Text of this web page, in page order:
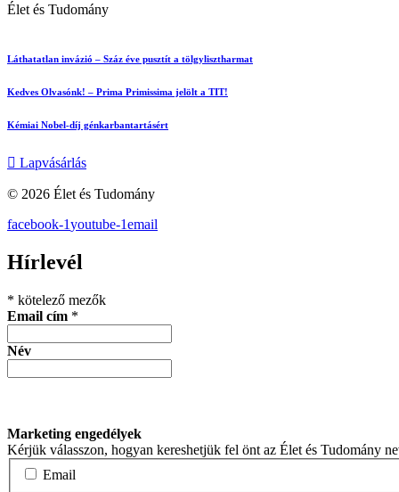
Élet és Tudomány
Láthatatlan invázió – Száz éve pusztít a tölgylisztharmat
Kedves Olvasónk! – Prima Primissima jelölt a TIT!
Kémiai Nobel-díj génkarbantartásért
Lapvásárlás
© 2026 Élet és Tudomány
facebook-1youtube-1email
Hírlevél
* kötelező mezők
Email cím *
Név
Marketing engedélyek
Kérjük válasszon, hogyan kereshetjük fel önt az Élet és Tudomány
Email